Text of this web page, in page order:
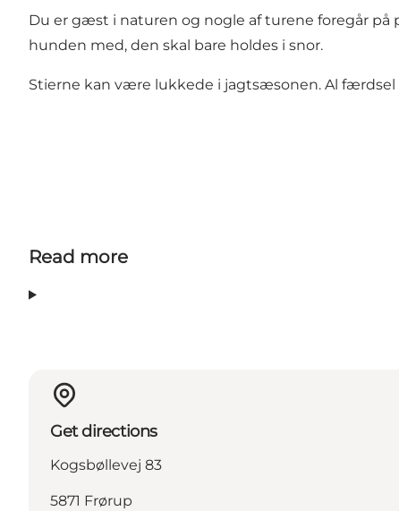
Du er gæst i naturen og nogle af turene foregår på
hunden med, den skal bare holdes i snor.
Stierne kan være lukkede i jagtsæsonen. Al færdsel
Read more
Get directions
Kogsbøllevej 83
5871 Frørup